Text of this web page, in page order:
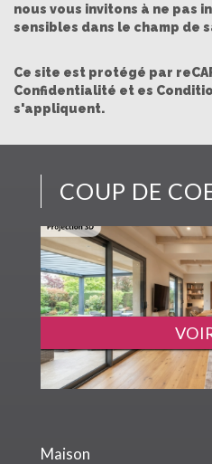
nous vous invitons à ne pas
sensibles dans le champ de
Ce site est protégé par
Confidentialité et es
s'appliquent.
COUP DE
Appartement